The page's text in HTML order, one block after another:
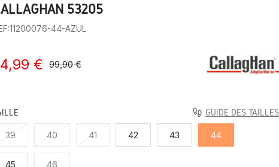
53205
44-AZUL
€ 99,90 €
GUIDE DES TAILLES
39 40 41 42 43 44
45 46